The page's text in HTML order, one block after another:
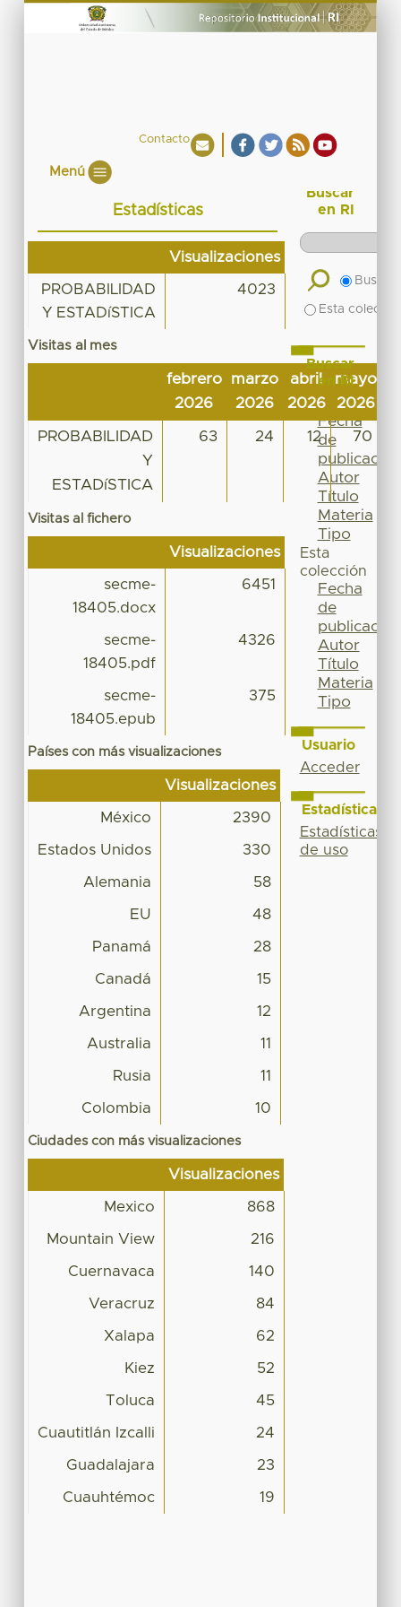
Contacto
Menú
Estadísticas
Visualizaciones
PROBABILIDAD
Y ESTADíSTICA
4023
Visitas al mes
febrero
2026
marzo
2026
abril
2026
mayo
2026
PROBABILIDAD
Y
ESTADíSTICA
63 24 12 70
Visitas al fichero
Visualizaciones
secme-
18405.docx
6451
secme-
18405.pdf
4326
secme-
18405.epub
375
Países con más visualizaciones
Visualizaciones
México 2390
Estados Unidos 330
Alemania 58
EU 48
Panamá 28
Canadá 15
Argentina 12
Australia 11
Rusia 11
Colombia 10
Ciudades con más visualizaciones
Visualizaciones
Mexico 868
Mountain View 216
Cuernavaca 140
Veracruz 84
Xalapa 62
Kiez 52
Toluca 45
Cuautitlán Izcalli 24
Guadalajara 23
Cuauhtémoc 19
Buscar
en RI
Buscar
Esta
Buscar
en RI
Por
Fecha
de
publicación
Autor
Título
Materia
Tipo
Esta
colección
Fecha
de
publicación
Autor
Título
Materia
Tipo
Usuario
Acceder
Estadísticas
Estadísticas
de uso